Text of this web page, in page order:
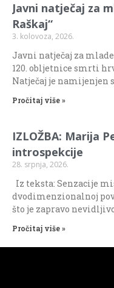
Javni natječaj za
Raškaj“
3. kolovoza, 2026.
Javni natječaj za
120. obljetnice smrti
Natječaj je namijenjen
Pročitaj više »
IZLOŽBA: Marija
introspekcije
28. srpnja, 2026.
Iz teksta: Senzacije
dvodimenzionalnoj
što je zapravo
Pročitaj više »